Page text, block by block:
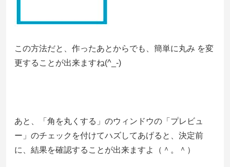
この方法だと、作ったあとからでも、簡単に丸み を変
更することが出来ますね(^_-)
あと、「角を丸くする」のウィンドウの「プレビュ
ー」のチェックを付けてハズしてあげると、決定前
に、結果を確認することが出来ますよ（＾。＾）